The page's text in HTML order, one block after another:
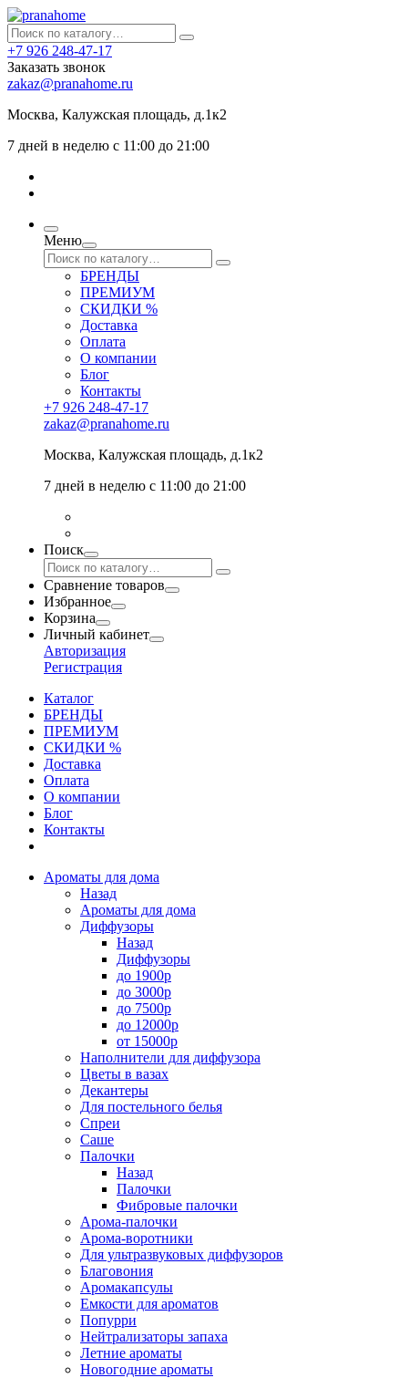
+7 926 248-47-17
Заказать звонок
zakaz@pranahome.ru
Москва, Калужская площадь, д.1к2
7 дней в неделю с 11:00 до 21:00
Меню
БРЕНДЫ
ПРЕМИУМ
СКИДКИ %
Доставка
Оплата
О компании
Блог
Контакты
+7 926 248-47-17
zakaz@pranahome.ru
Москва, Калужская площадь, д.1к2
7 дней в неделю с 11:00 до 21:00
Поиск
Сравнение товаров
Избранное
Корзина
Личный кабинет
Авторизация
Регистрация
Каталог
БРЕНДЫ
ПРЕМИУМ
СКИДКИ %
Доставка
Оплата
О компании
Блог
Контакты
Ароматы для дома
Назад
Ароматы для дома
Диффузоры
Назад
Диффузоры
до 1900р
до 3000р
до 7500р
до 12000р
от 15000р
Наполнители для диффузора
Цветы в вазах
Декантеры
Для постельного белья
Спреи
Саше
Палочки
Назад
Палочки
Фибровые палочки
Арома-палочки
Арома-воротники
Для ультразвуковых диффузоров
Благовония
Аромакапсулы
Емкости для ароматов
Попурри
Нейтрализаторы запаха
Летние ароматы
Новогодние ароматы